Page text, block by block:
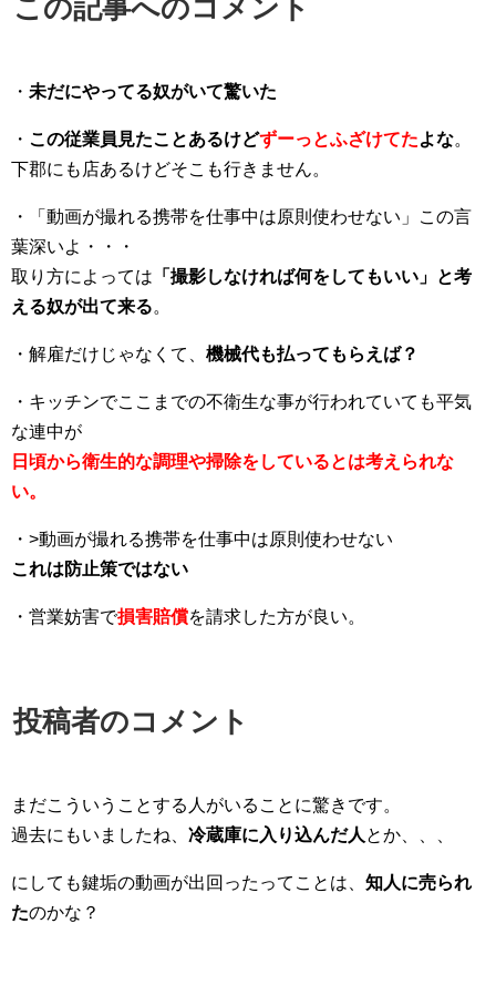
この記事へのコメント
・ 未だにやってる奴がいて驚いた
・ この従業員見たことあるけどずーっとふざけてたよな。
下郡にも店あるけどそこも行きません。
・「動画が撮れる携帯を仕事中は原則使わせない」この言
葉深いよ・・・
取り方によっては 「撮影しなければ何をしてもいい」と考
える奴が出て来る。
・解雇だけじゃなくて、 機械代も払ってもらえば？
・キッチンでここまでの不衛生な事が行われていても平気
な連中が
日頃から衛生的な調理や掃除をしているとは考えられな
い。
・>動画が撮れる携帯を仕事中は原則使わせない
これは防止策ではない
・営業妨害で損害賠償を請求した方が良い。
投稿者のコメント
まだこういうことする人がいることに驚きです。
過去にもいましたね、 冷蔵庫に入り込んだ人 とか、、、
にしても鍵垢の動画が出回ったってことは、 知人に売られ
たのかな？